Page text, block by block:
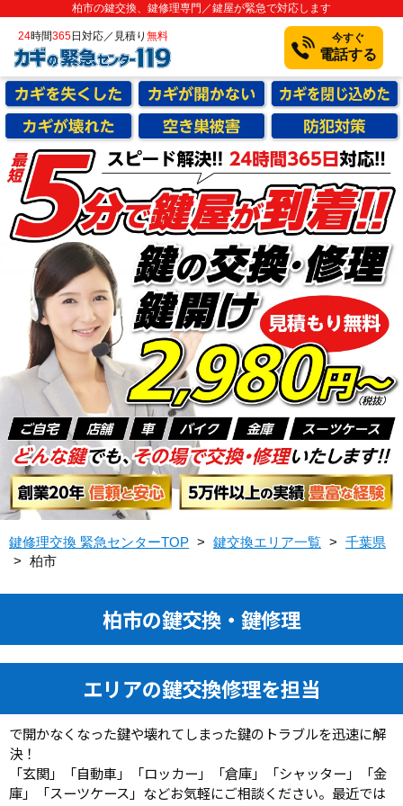
柏市の鍵交換、鍵修理専門／鍵屋が緊急で対応します
24時間365日対応／見積り 無料 今すぐ
電話する
鍵修理交換 緊急センターTOP > 鍵交換エリア一覧 > 千葉県
> 柏市
柏市の鍵交換・鍵修理
エリアの鍵交換修理を担当
で開かなくなった鍵や壊れてしまった鍵のトラブルを迅速に解
決！
「玄関」「自動車」「ロッカー」「倉庫」「シャッター」「金
庫」「スーツケース」などお気軽にご相談ください。最近では